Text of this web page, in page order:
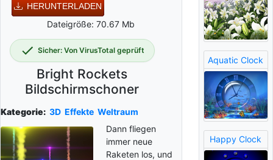
HERUNTERLADEN
Dateigröße: 70.67 Mb
Sicher: Von VirusTotal geprüft
Bright Rockets
Bildschirmschoner
Kategorie: 3D Effekte Weltraum
Dann fliegen
immer neue
Raketen los, und
Aquatic Clock
Happy Clock